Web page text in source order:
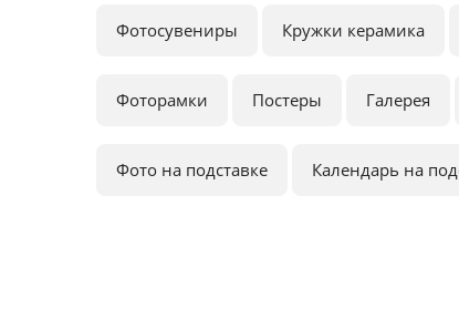
Фотосувениры Кружки керамика
Фоторамки Постеры Галерея
Фото на подставке Календарь на